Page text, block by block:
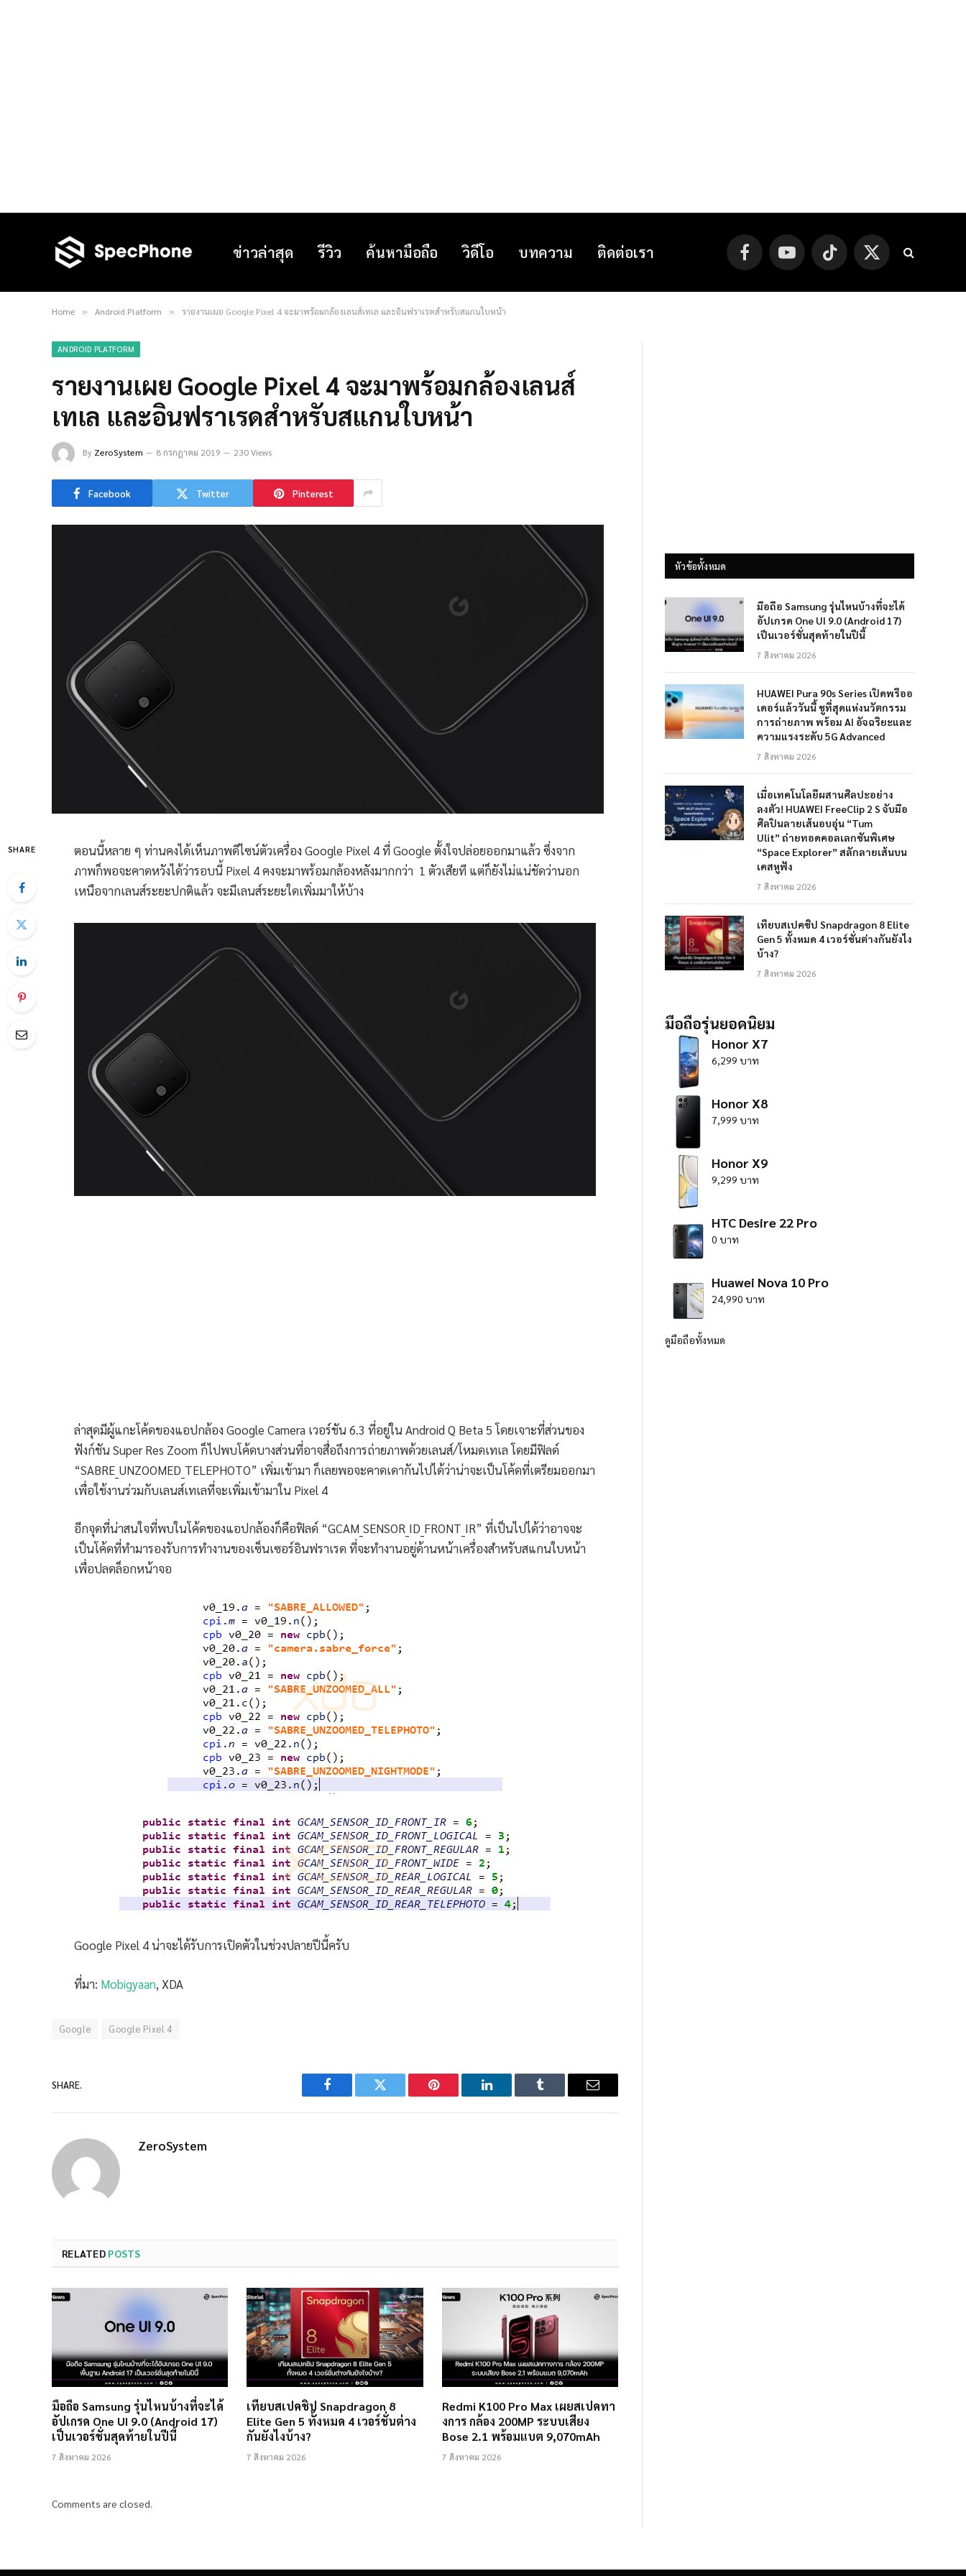
ข่าวล่าสุด รีวิว ค้นหามือถือ วิดีโอ บทความ ติดต่อเรา FacebookYouTube TikTok
X
(Twitter)
Home » Android Platform » รายงานเผย Google Pixel 4 จะมาพร้อมกล้องเลนส์เทเล และอินฟราเรดสำหรับสแกนใบหน้า
ANDROID PLATFORM
รายงานเผย Google Pixel 4 จะมาพร้อมกล้องเลนส์
เทเล และอินฟราเรดสำหรับสแกนใบหน้า
By ZeroSystem 8 กรกฎาคม 2019 230 Views
Facebook Twitter Pinterest
SHARE
ตอนนี้หลาย ๆ ท่านคงได้เห็นภาพดีไซน์ตัวเครื่อง Google Pixel 4 ที่ Google ตั้งใจปล่อยออกมาแล้ว ซึ่งจาก
ภาพก็พอจะคาดหวังได้ว่ารอบนี้ Pixel 4 คงจะมาพร้อมกล้องหลังมากกว่า 1 ตัวเสียที แต่ก็ยังไม่แน่ชัดว่านอก
เหนือจากเลนส์ระยะปกติแล้ว จะมีเลนส์ระยะใดเพิ่มมาให้บ้าง
ล่าสุดมีผู้แกะโค้ดของแอปกล้อง Google Camera เวอร์ชัน 6.3 ที่อยู่ใน Android Q Beta 5 โดยเจาะที่ส่วนของ
ฟังก์ชัน Super Res Zoom ก็ไปพบโค้ดบางส่วนที่อาจสื่อถึงการถ่ายภาพด้วยเลนส์/โหมดเทเล โดยมีฟิลด์
“SABRE_UNZOOMED_TELEPHOTO” เพิ่มเข้ามา ก็เลยพอจะคาดเดากันไปได้ว่าน่าจะเป็นโค้ดที่เตรียมออกมา
เพื่อใช้งานร่วมกับเลนส์เทเลที่จะเพิ่มเข้ามาใน Pixel 4
อีกจุดที่น่าสนใจที่พบในโค้ดของแอปกล้องก็คือฟิลด์ “GCAM_SENSOR_ID_FRONT_IR” ที่เป็นไปได้ว่าอาจจะ
เป็นโค้ดที่ทำมารองรับการทำงานของเซ็นเซอร์อินฟราเรด ที่จะทำงานอยู่ด้านหน้าเครื่องสำหรับสแกนใบหน้า
เพื่อปลดล็อกหน้าจอ
Google Pixel 4 น่าจะได้รับการเปิดตัวในช่วงปลายปีนี้ครับ
ที่มา: Mobigyaan, XDA
Google Google Pixel 4
SHARE.
Facebook Twitter Pinterest LinkedIn Tumblr Email
ZeroSystem
RELATED POSTS
มือถือ Samsung รุ่นไหนบ้างที่จะได้
อัปเกรด One UI 9.0 (Android 17)
เป็นเวอร์ชั่นสุดท้ายในปีนี้
7 สิงหาคม 2026
เทียบสเปคชิป Snapdragon 8
Elite Gen 5 ทั้งหมด 4 เวอร์ชั่นต่าง
กันยังไงบ้าง?
7 สิงหาคม 2026
Redmi K100 Pro Max เผยสเปคทา
งการ กล้อง 200MP ระบบเสียง
Bose 2.1 พร้อมแบต 9,070mAh
7 สิงหาคม 2026
Comments are closed.
หัวข้อทั้งหมด
มือถือ Samsung รุ่นไหนบ้างที่จะได้
อัปเกรด One UI 9.0 (Android 17)
เป็นเวอร์ชั่นสุดท้ายในปีนี้
7 สิงหาคม 2026
HUAWEI Pura 90s Series เปิดพรีออ
เดอร์แล้ววันนี้ ชูที่สุดแห่งนวัตกรรม
การถ่ายภาพ พร้อม AI อัจฉริยะและ
ความแรงระดับ 5G Advanced
7 สิงหาคม 2026
เมื่อเทคโนโลยีผสานศิลปะอย่าง
ลงตัว! HUAWEI FreeClip 2 S จับมือ
ศิลปินลายเส้นอบอุ่น “Tum
Ulit” ถ่ายทอดคอลเลกชันพิเศษ
“Space Explorer” สลักลายเส้นบน
เคสหูฟัง
7 สิงหาคม 2026
เทียบสเปคชิป Snapdragon 8 Elite
Gen 5 ทั้งหมด 4 เวอร์ชั่นต่างกันยังไง
บ้าง?
7 สิงหาคม 2026
มือถือรุ่นยอดนิยม
Honor X7
6,299 บาท
Honor X8
7,999 บาท
Honor X9
9,299 บาท
HTC Desire 22 Pro
0 บาท
Huawei Nova 10 Pro
24,990 บาท
ดูมือถือทั้งหมด